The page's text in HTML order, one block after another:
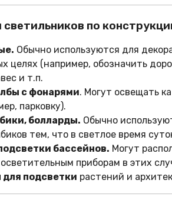
по
Обычно используются для
целях (например, обозначить
и т.п.
с фонарями. Могут освещать
парковку).
болларды. Обычно
тем, что в светлое время
бассейнов. Могут
приборам в этих
подсветки растений и